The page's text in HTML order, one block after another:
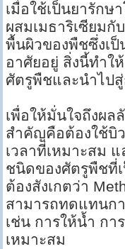
เมื่อใช้เป็นยารักษ
ผสมเมธาริเซียมกั
พื้นผิวของพืชซึ่งเ
อาศัยอยู่ สิ่งนี้ทำใ
ศัตรูพืชและนำไป
เพื่อให้มั่นใจถึงผ
สำคัญคือต้องใช้บิว
เวลาที่เหมาะสม
ชนิดของศัตรูพืชที่
ต้องสังเกตว่า
สามารถทดแทนก
เช่น การให้น้ำ กา
เหมาะสม